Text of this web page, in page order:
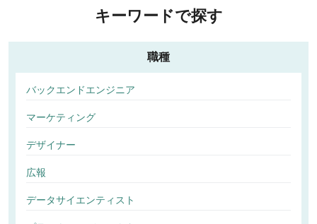
キーワードで探す
職種
バックエンドエンジニア
マーケティング
デザイナー
広報
データサイエンティスト